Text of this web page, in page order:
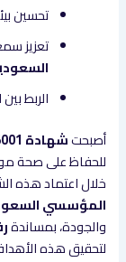
تحسين
تعزيز
الربط
أصبحتشهادة ISO 45001 السعودية
للحفاظ على صحة
خلال اعتماد هذه
المؤسسي
والجودة، بمساندة
لتحقيق هذه